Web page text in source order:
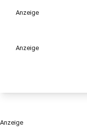
Anzeige
Anzeige
Anzeige